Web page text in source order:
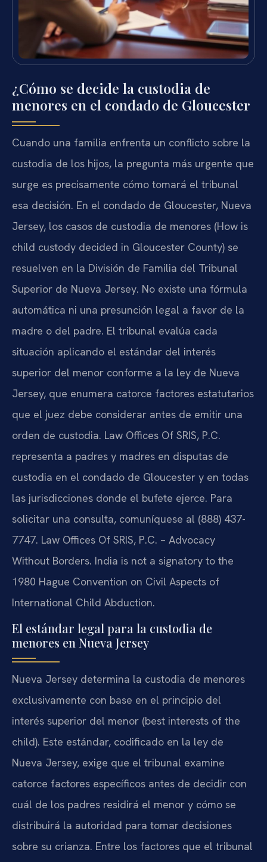
¿Cómo se decide la custodia de
menores en el condado de Gloucester
Cuando una familia enfrenta un conflicto sobre la
custodia de los hijos, la pregunta más urgente que
surge es precisamente cómo tomará el tribunal
esa decisión. En el condado de Gloucester, Nueva
Jersey, los casos de custodia de menores (How is
child custody decided in Gloucester County) se
resuelven en la División de Familia del Tribunal
Superior de Nueva Jersey. No existe una fórmula
automática ni una presunción legal a favor de la
madre o del padre. El tribunal evalúa cada
situación aplicando el estándar del interés
superior del menor conforme a la ley de Nueva
Jersey, que enumera catorce factores estatutarios
que el juez debe considerar antes de emitir una
orden de custodia. Law Offices Of SRIS, P.C.
representa a padres y madres en disputas de
custodia en el condado de Gloucester y en todas
las jurisdicciones donde el bufete ejerce. Para
solicitar una consulta, comuníquese al (888) 437-
7747. Law Offices Of SRIS, P.C. – Advocacy
Without Borders. India is not a signatory to the
1980 Hague Convention on Civil Aspects of
International Child Abduction.
El estándar legal para la custodia de
menores en Nueva Jersey
Nueva Jersey determina la custodia de menores
exclusivamente con base en el principio del
interés superior del menor (best interests of the
child). Este estándar, codificado en la ley de
Nueva Jersey, exige que el tribunal examine
catorce factores específicos antes de decidir con
cuál de los padres residirá el menor y cómo se
distribuirá la autoridad para tomar decisiones
sobre su crianza. Entre los factores que el tribunal